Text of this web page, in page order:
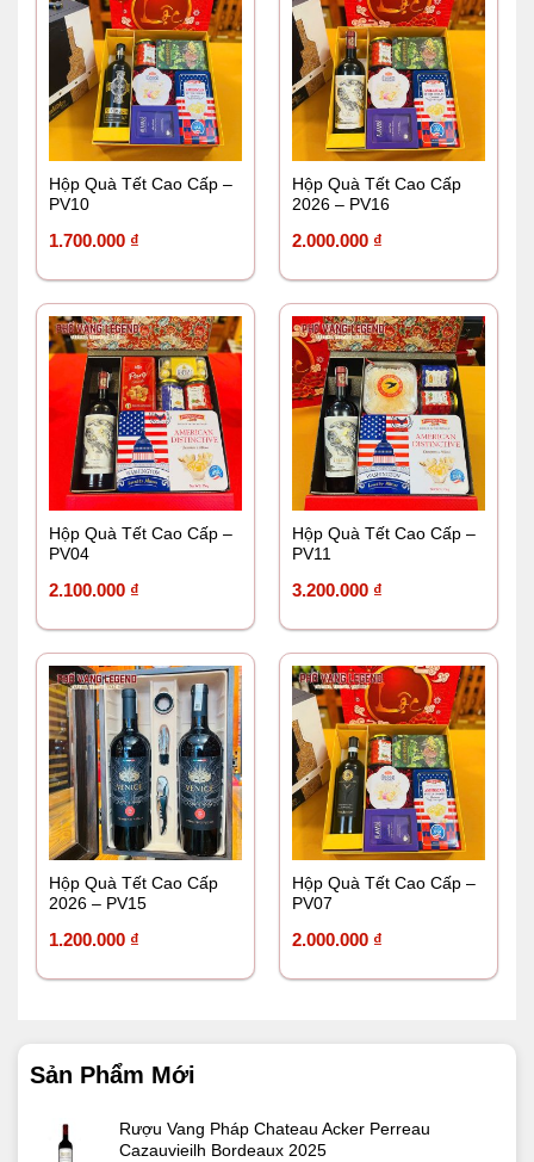
Sản Phẩm Mới
Rượu Vang Pháp Chateau Acker Perreau
Cazauvieilh Bordeaux 2025
Hộp Quà Tết Cao Cấp –
PV10
1.700.000 ₫
Hộp Quà Tết Cao Cấp
2026 – PV16
2.000.000 ₫
Hộp Quà Tết Cao Cấp –
PV04
2.100.000 ₫
Hộp Quà Tết Cao Cấp –
PV11
3.200.000 ₫
Hộp Quà Tết Cao Cấp
2026 – PV15
1.200.000 ₫
Hộp Quà Tết Cao Cấp –
PV07
2.000.000 ₫